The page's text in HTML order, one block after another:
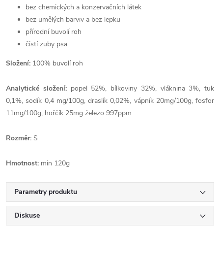
bez chemických a konzervačních látek
bez umělých barviv a bez lepku
přírodní buvolí roh
čistí zuby psa
Složení: 100% buvolí roh
Analytické složení:popel 52%, bílkoviny 32%, vláknina 3%, tuk
0,1%, sodík 0,4 mg/100g, draslík 0,02%, vápník 20mg/100g, fosfor
11mg/100g, hořčík 25mg železo 997ppm
Rozměr: S
Hmotnost: min 120g
Parametry produktu
Diskuse